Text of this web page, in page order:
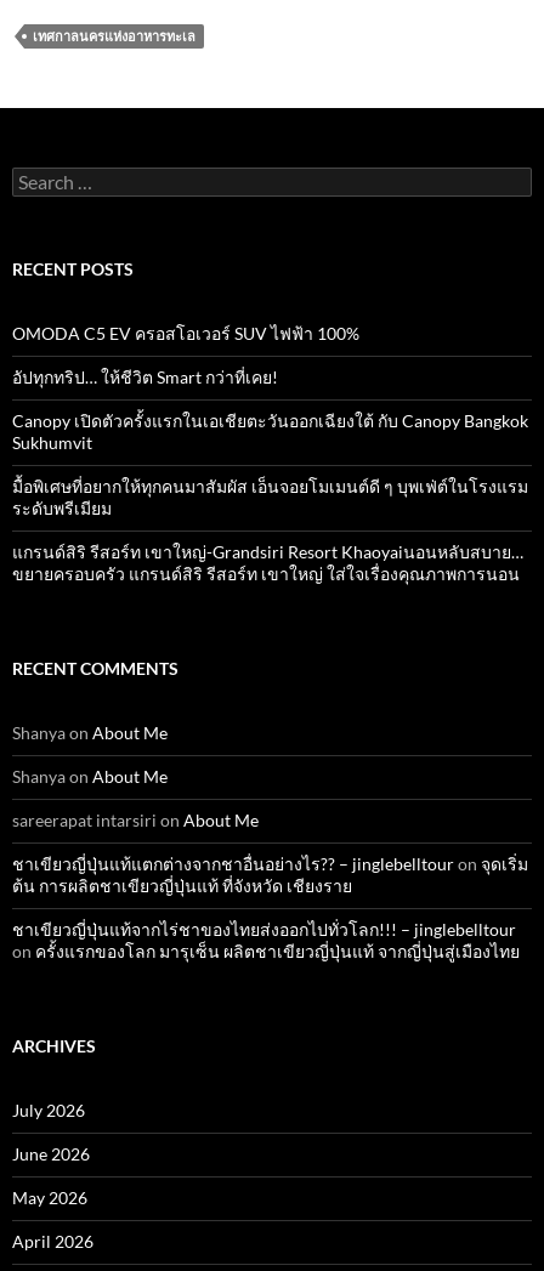
e
b
o
k
itt
er
ail at
s
A
p
เทศกาลนครแห่งอาหารทะเล
Search
for:
RECENT POSTS
OMODA C5 EV ครอสโอเวอร์ SUV ไฟฟ้า 100%
อัปทุกทริป… ให้ชีวิต Smart กว่าที่เคย!
Canopy เปิดตัวครั้งแรกในเอเชียตะวันออกเฉียงใต้ กับ Canopy Bangkok
Sukhumvit
มื้อพิเศษที่อยากให้ทุกคนมาสัมผัส เอ็นจอยโมเมนต์ดี ๆ บุพเฟ่ต์ในโรงแรม
ระดับพรีเมียม
แกรนด์สิริ​ รีสอร์ท​ เขาใหญ่​-Grandsiri​ Resort​ Khaoyaiนอนหลับสบาย…
ขยายครอบครัว แกรนด์สิริ รีสอร์ท เขาใหญ่ ใส่ใจเรื่องคุณภาพการนอน
RECENT COMMENTS
Shanyaon About Me
Shanyaon About Me
sareerapat intarsiri on About Me
ชาเขียวญี่ปุ่นแท้แตกต่างจากชาอื่นอย่างไร?? – jinglebelltouron จุดเริ่ม
ต้น การผลิตชาเขียวญี่ปุ่นแท้ ที่จังหวัด เชียงราย
ชาเขียวญี่ปุ่นแท้จากไร่ชาของไทยส่งออกไปทั่วโลก!!! – jinglebelltour
on ครั้งแรกของโลก มารุเซ็น ผลิตชาเขียวญี่ปุ่นแท้ จากญี่ปุ่นสู่เมืองไทย
ARCHIVES
July 2026
June 2026
May 2026
April 2026